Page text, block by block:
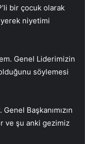
bir çocuk olarak
niyetimi
Genel Liderimizin
söylemesi
Başkanımızın
ve şu anki gezimiz